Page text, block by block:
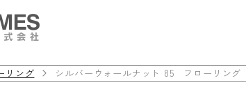
リング シルバーウォールナット 85 フローリング